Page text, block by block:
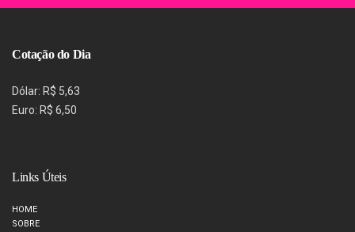
Cotação do Dia
Dólar: R$ 5,63
Euro: R$ 6,50
Links Úteis
HOME
SOBRE